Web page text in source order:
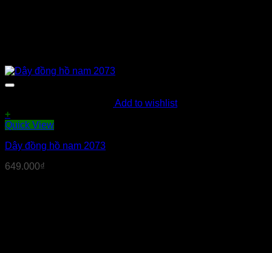
Add to wishlist
+
Quick View
Dây đồng hồ nam 2073
649.000₫